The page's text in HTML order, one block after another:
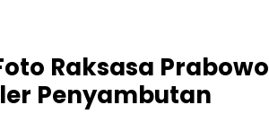
Raksasa Prabowo
Penyambutan